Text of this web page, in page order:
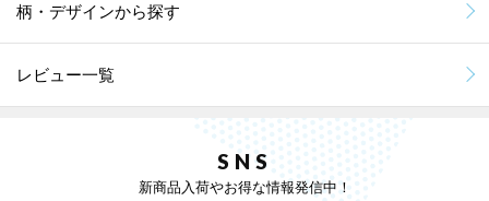
柄・デザインから探す
レビュー一覧
SNS
新商品入荷やお得な情報発信中！